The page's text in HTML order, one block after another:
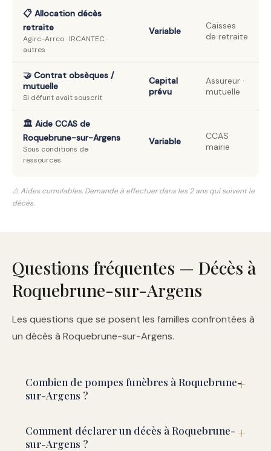
📋 Allocation décès
retraite
Agirc-Arrco · IRCANTEC ·
autres
Variable
Caisses
de retraite
🤝 Contrat obsèques /
mutuelle
Si défunt avait souscrit
Capital
prévu
Assureur ·
mutuelle
🏛️ Aide CCAS de
Roquebrune-sur-Argens
Sous conditions de
ressources
Variable
CCAS
mairie
⚠️ Aides cumulables. Demande à effectuer dans les 2 ans qui suivent le
décès.
Questions fréquentes — Décès à
Roquebrune-sur-Argens
Les questions que se posent les familles confrontées à
un décès à Roquebrune-sur-Argens.
Combien de pompes funèbres à Roquebrune-
sur-Argens ?
Comment déclarer un décès à Roquebrune-
sur-Argens ?